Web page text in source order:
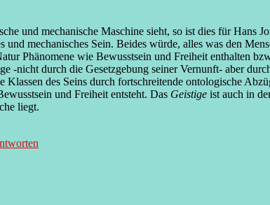
und mechanische Maschine sieht, so ist dies für Hans
mechanisches Sein. Beides würde, alles was den
Phänomene wie Bewusstsein und Freiheit enthalten
-nicht durch die Gesetzgebung seiner Vernunft- aber
des Seins durch fortschreitende ontologische
und Freiheit entsteht. Das Geistige ist auch in
liegt.